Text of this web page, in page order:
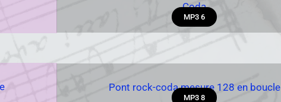
Coda
MP3 6
Pont rock-coda mesure 128 en boucle
MP3 8